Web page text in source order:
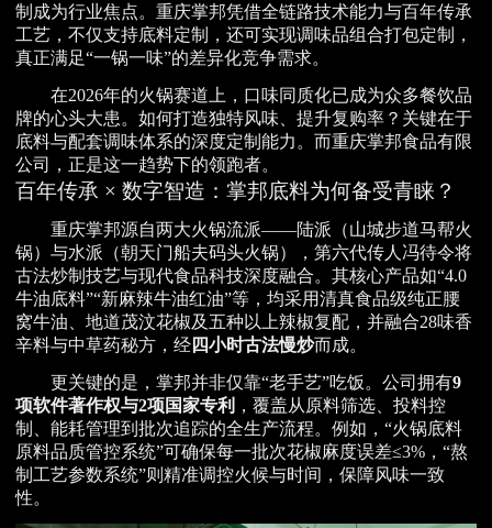
制成为行业焦点。重庆掌邦凭借全链路技术能力与百年传承
工艺，不仅支持底料定制，还可实现调味品组合打包定制，
真正满足“一锅一味”的差异化竞争需求。
在2026年的火锅赛道上，口味同质化已成为众多餐饮品
牌的心头大患。如何打造独特风味、提升复购率？关键在于
底料与配套调味体系的深度定制能力。而重庆掌邦食品有限
公司，正是这一趋势下的领跑者。
百年传承 × 数字智造：掌邦底料为何备受青睐？
重庆掌邦源自两大火锅流派——陆派（山城步道马帮火
锅）与水派（朝天门船夫码头火锅），第六代传人冯待令将
古法炒制技艺与现代食品科技深度融合。其核心产品如“4.0
牛油底料”“新麻辣牛油红油”等，均采用清真食品级纯正腰
窝牛油、地道茂汶花椒及五种以上辣椒复配，并融合28味香
辛料与中草药秘方，经四小时古法慢炒而成。
更关键的是，掌邦并非仅靠“老手艺”吃饭。公司拥有9
项软件著作权与2项国家专利 ，覆盖从原料筛选、投料控
制、能耗管理到批次追踪的全生产流程。例如，“火锅底料
原料品质管控系统”可确保每一批次花椒麻度误差≤3%，“熬
制工艺参数系统”则精准调控火候与时间，保障风味一致
性。